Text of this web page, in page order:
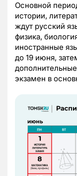
Основной
истории,
ждут русский
физика,
иностранные
до 19 июня,
экзамен в